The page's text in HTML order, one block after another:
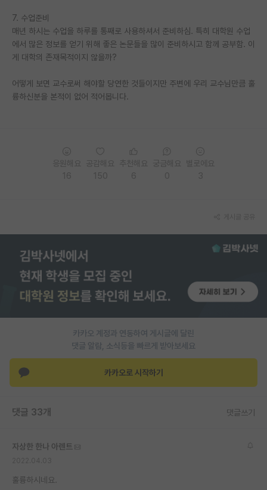
7. 수업준비
매년 하시는 수업을 하루를 통째로 사용하셔서 준비하심. 특히 대학원 수업
에서 많은 정보를 얻기 위해 좋은 논문들을 많이 준비하시고 함께 공부함. 이
게 대학의 존재목적이지 않을까?
어떻게 보면 교수로써 해야할 당연한 것들이지만 주변에 우리 교수님만큼 훌
륭하신분을 본적이 없어 적어봅니다.
카카오 계정과 연동하여 게시글에 달린
댓글 알람, 소식등을 빠르게 받아보세요
카카오로 시작하기
댓글 33개 댓글쓰기
자상한 한나 아렌트
훌륭하시네요.